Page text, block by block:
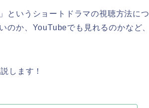
というショートドラマの視聴方法につ
のか、YouTubeでも見れるのかなど、
します！